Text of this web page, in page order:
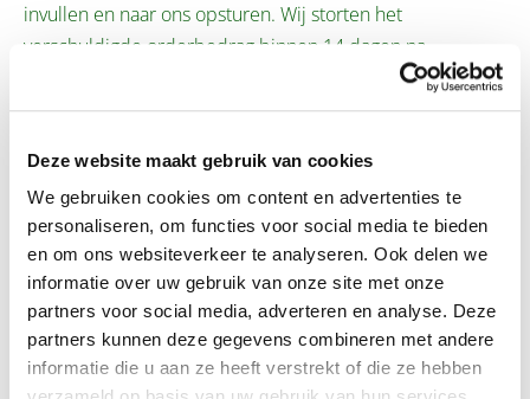
Deze website maakt gebruik van cookies
We gebruiken cookies om content en advertenties te
personaliseren, om functies voor social media te bieden
en om ons websiteverkeer te analyseren. Ook delen we
informatie over uw gebruik van onze site met onze
partners voor social media, adverteren en analyse. Deze
partners kunnen deze gegevens combineren met andere
informatie die u aan ze heeft verstrekt of die ze hebben
invullen en naar ons opsturen. Wij storten het
verschuldigde orderbedrag binnen 14 dagen na
terug, mits het product door
ons in goede orde is ontvangen.
De retourzending kun je sturen naar:
Nero Nederland
Rostockstraat 1
7418 EL Deventer